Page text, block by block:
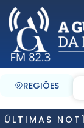
REGIÕES
ÚLTIMAS